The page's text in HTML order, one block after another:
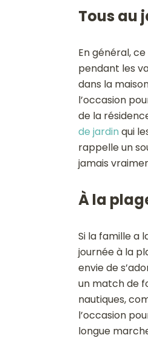
Tous au
En général,
pendant les
dans la
l’occasion
de la
de jardin qui
rappelle un
jamais
À la
Si la famille a
journée à la
envie de
un match de
nautiques,
l’occasion
longue